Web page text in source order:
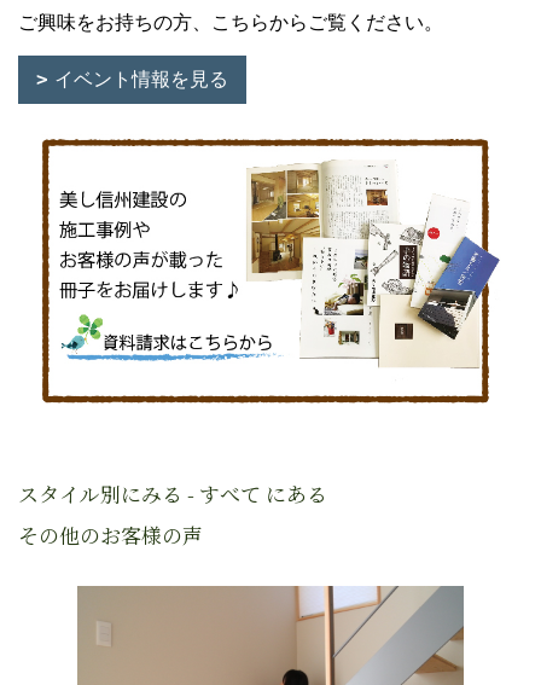
ご興味をお持ちの方、こちらからご覧ください。
イベント情報を見る
スタイル別にみる - すべて にある
その他のお客様の声